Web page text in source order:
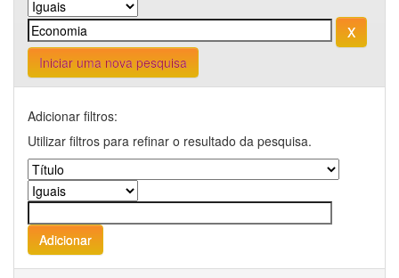
Iniciar uma nova pesquisa
Adicionar filtros:
Utilizar filtros para refinar o resultado da pesquisa.